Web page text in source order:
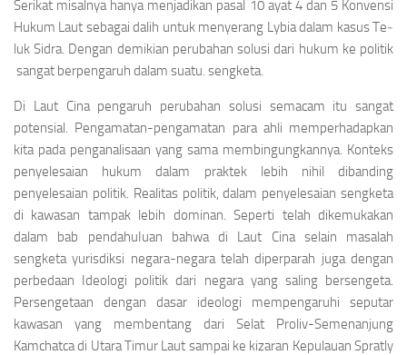
Serikat misalnya hanya menjadikan pasal 10 ayat 4 dan 5 Konvensi
Hukum Laut seba­gai dalih untuk menyerang Lybia dalam kasus Te­
luk Sidra. Dengan demikian perubahan solusi da­ri hukum ke politik
sangat berpengaruh dalam suatu. sengketa.
Di Laut Cina pengaruh perubahan solusi se­macam itu sangat
potensial. Pengamatan-pengamat­an para ahli memperhadapkan
kita pada pengana­lisaan yang sama membingungkannya. Konteks
penyelesaian hukum dalam praktek lebih nihil dibanding
penyelesaian politik. Realitas politik, dalam penyelesaian sengketa
di kawasan tampak lebih dominan. Seperti telah dikemu­kakan
dalam bab pendahuIuan bahwa di Laut Cina selain masalah
sengketa yurisdiksi negara-nega­ra telah diperparah juga dengan
perbedaan Ideo­logi politik dari negara yang saling bersenge­ta.
Persengetaan dengan dasar ideologi mempengaruhi seputar
kawasan yang membentang dari Selat Proliv-Semenanjung
Kamchatca di Utara Timur Laut sampai ke kizaran Kepulauan Spratly